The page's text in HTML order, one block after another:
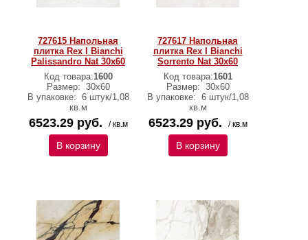
727615 Напольная
плитка Rex I Bianchi
Palissandro Nat 30x60
Код товара:1600
Размер: 30x60
В упаковке: 6 штук/1,08
кв.м
6523.29 руб. / кв.м
В корзину
727617 Напольная
плитка Rex I Bianchi
Sorrento Nat 30x60
Код товара:1601
Размер: 30x60
В упаковке: 6 штук/1,08
кв.м
6523.29 руб. / кв.м
В корзину